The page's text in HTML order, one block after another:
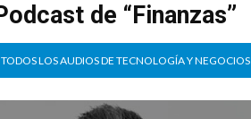
de “Finanzas”
TODOS LOS AUDIOS DE TECNOLOGÍA Y NEGOCIOS